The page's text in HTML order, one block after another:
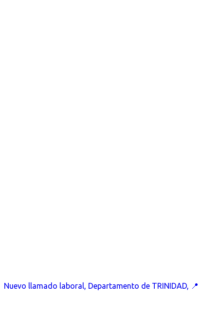
Nuevo llamado laboral, Departamento de TRINIDAD, 📍